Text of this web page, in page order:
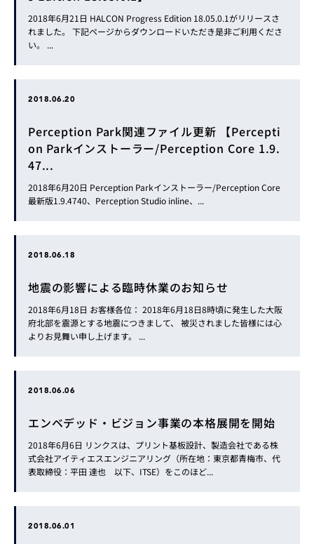
2018年6月21日 HALCON Progress Edition 18.05.0.1がリリースさ
れました。 下記ページからダウンロードいただき是非ご利用くださ
い。 ...
2018.06.20
Perception Park関連ファイル更新 【Percepti
on Parkインストーラー/Perception Core 1.9.
47...
2018年6月20日 Perception Parkインストーラー/Perception Core
最新版1.9.4740、Perception Studio inline、...
2018.06.18
地震の影響による臨時休業のお知らせ
2018年6月18日 お客様各位： 2018年6月18日8時頃に発生した大阪
府北部を震源とする地震につきまして、 被災されました皆様には心
よりお見舞い申し上げます。 ...
2018.06.06
エンベデッド・ビジョン事業の本格展開を開始
2018年6月6日 リンクスは、プリント基板設計、製造会社である株
式会社アイティエスエンジニアリング（所在地：東京都青梅市、代
表取締役：平田 達也 以下、ITSE）をこのほど...
2018.06.01